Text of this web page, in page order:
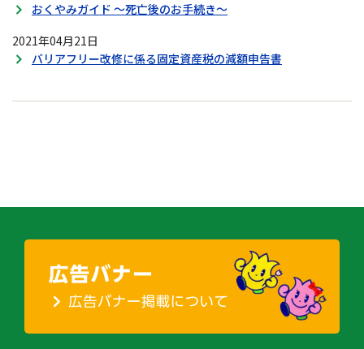
おくやみガイド ～死亡後のお手続き～
2021年04月21日
バリアフリー改修に係る固定資産税の減額申告書